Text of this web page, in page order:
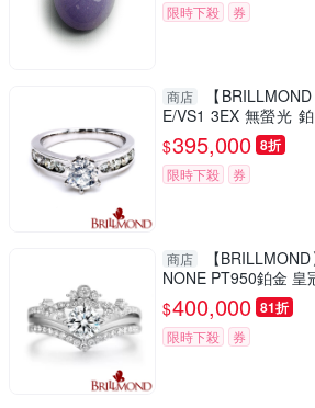
限時下殺 券
商店
【
E/VS1 3EX 無螢光
NONE PT950鉑金台)
$395,000 8折
限時下殺 券
商店
【
NONE PT950鉑金 皇
然鑽石)
$400,000 81折
限時下殺 券